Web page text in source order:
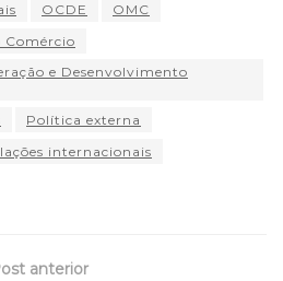
OCDE
OMC
Comércio
e Desenvolvimento
Política externa
internacionais
anterior